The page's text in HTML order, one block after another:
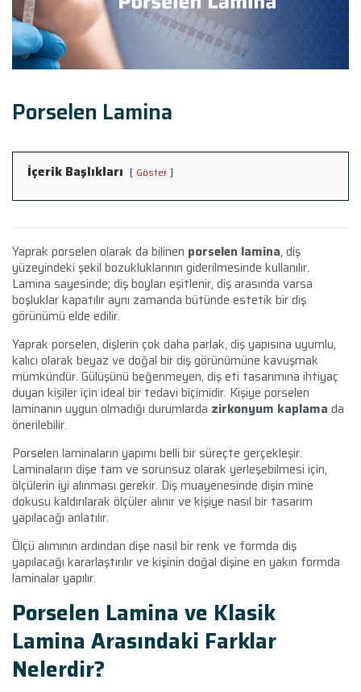
Porselen Lamina
İçerik Başlıkları Göster
Yaprak porselen olarak da bilinen porselen lamina, diş
yüzeyindeki şekil bozukluklarının giderilmesinde kullanılır.
Lamina sayesinde; diş boyları eşitlenir, diş arasında varsa
boşluklar kapatılır aynı zamanda bütünde estetik bir diş
görünümü elde edilir.
Yaprak porselen, dişlerin çok daha parlak, diş yapısına uyumlu,
kalıcı olarak beyaz ve doğal bir diş görünümüne kavuşmak
mümkündür. Gülüşünü beğenmeyen, diş eti tasarımına ihtiyaç
duyan kişiler için ideal bir tedavi biçimidir. Kişiye porselen
laminanın uygun olmadığı durumlarda zirkonyum kaplama da
önerilebilir.
Porselen laminaların yapımı belli bir süreçte gerçekleşir.
Laminaların dişe tam ve sorunsuz olarak yerleşebilmesi için,
ölçülerin iyi alınması gerekir. Diş muayenesinde dişin mine
dokusu kaldırılarak ölçüler alınır ve kişiye nasıl bir tasarım
yapılacağı anlatılır.
Ölçü alımının ardından dişe nasıl bir renk ve formda diş
yapılacağı kararlaştırılır ve kişinin doğal dişine en yakın formda
laminalar yapılır.
Porselen Lamina ve Klasik
Lamina Arasındaki Farklar
Nelerdir?